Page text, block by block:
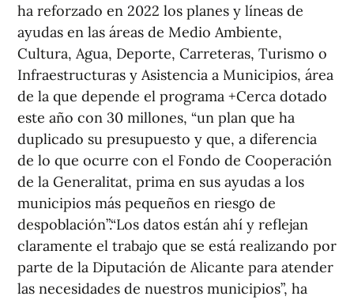
ha reforzado en 2022 los planes y líneas de
ayudas en las áreas de Medio Ambiente,
Cultura, Agua, Deporte, Carreteras, Turismo o
Infraestructuras y Asistencia a Municipios, área
de la que depende el programa +Cerca dotado
este año con 30 millones, “un plan que ha
duplicado su presupuesto y que, a diferencia
de lo que ocurre con el Fondo de Cooperación
de la Generalitat, prima en sus ayudas a los
municipios más pequeños en riesgo de
despoblación”.“Los datos están ahí y reflejan
claramente el trabajo que se está realizando por
parte de la Diputación de Alicante para atender
las necesidades de nuestros municipios”, ha